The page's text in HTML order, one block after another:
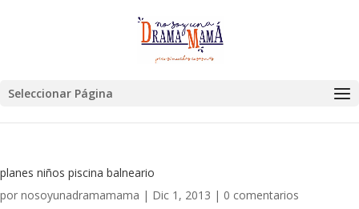
Seleccionar Página
planes niños piscina balneario
por nosoyunadramamama | Dic 1, 2013 | 0 comentarios